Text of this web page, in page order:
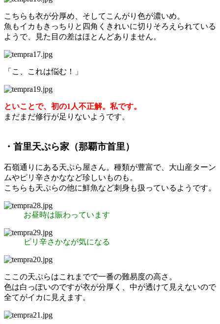
こちらも衣が分厚め、そしてこんがり色が濃いめ。
魚もイカもきっちりと四角くきれいに切りそろえられている
ようで、見た目の差はほとんどありません。
「こ、これは悩む！」
といことで、初の1人不正解。私です。
まだまだ修行が足りないようです。
・首里天ぷら家（那覇市首里）
石嶺通りにある天ぷら屋さん。種類が豊富で、大山産ターン
ムやピリ辛さかななど珍しいものも。
こちらも天ぷらの他に鮮魚など刺身も扱っているようです。
お昼時は賑わっています
ピリ辛さかなが気になる
ここの天ぷらはこれまでで一番の難易度の高さ。
色は白っぽいのですが衣が分厚く、中が透けて見えないので
全てがイカに見えます。